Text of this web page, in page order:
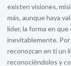
existen visiones,
más, aunque haya
líder, la forma en
inevitablemente.
reconozcan en ti un
reconociéndolos y